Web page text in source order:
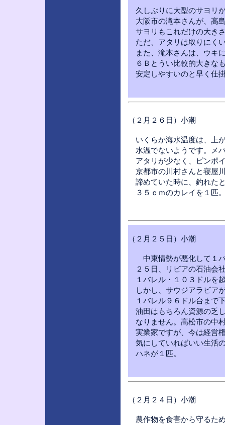
久しぶりに大型のサヨリ
大阪市の滝本さんが、高
サヨリもこれだけの大き
ただ、アタリは取りにく
また、滝本さんは、ウキ
６Ｂとうい比較的大きな
安定しやすいのと早く仕
（２月２６日）小潮
いくらか海水温度は、上
水温でないようです。メ
アタリが少なく、ピンポ
京都市の川村さんと寝屋
諦めていた時に、釣れた
３５ｃｍのカレイを１匹
（２月２５日）小潮
中東情勢が悪化して１バ
２５日、リビアの石油会
１バレル・１０３ドルを
しかし、サウジアラビア
１バレル９６ドル台まで
油田はもちろん資源の乏
なりません。高松市の中
実業家ですが、今は経営
気にしていればいい生活
ハネが１匹。
（２月２４日）小潮
農作物を食害から守るた